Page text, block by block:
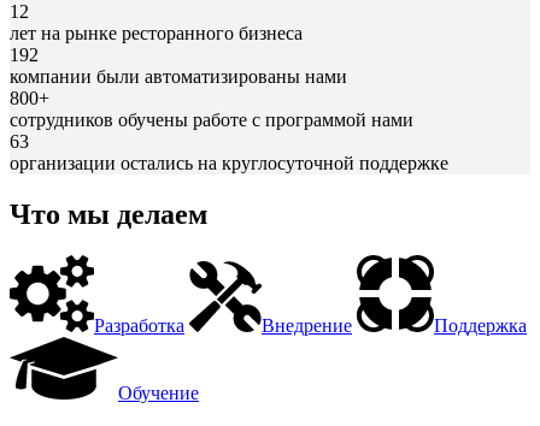
12
лет на рынке ресторанного бизнеса
192
компании были автоматизированы нами
800+
сотрудников обучены работе с программой нами
63
организации остались на круглосуточной поддержке
Что мы делаем
Разработка Внедрение Поддержка
Обучение